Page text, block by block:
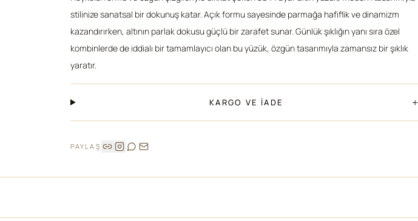
stilinize sanatsal bir dokunuş katar. Açık formu sayesinde parmağa hafiflik ve dinamizm
kazandırırken, altının parlak dokusu güçlü bir zarafet sunar. Günlük şıklığın yanı sıra özel
kombinlerde de iddialı bir tamamlayıcı olan bu yüzük, özgün tasarımıyla zamansız bir şıklık
yaratır.
KARGO VE İADE +
PAYLAŞ